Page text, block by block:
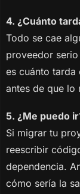
4. ¿Cuánto
Todo se cae
proveedor
es cuánto tarda
antes de que lo
5. ¿Me puedo
Si migrar tu
reescribir
dependencia.
cómo sería la